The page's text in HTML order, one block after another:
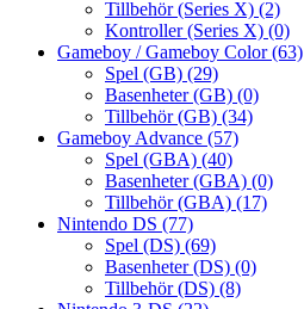
Tillbehör (Series X) (2)
Kontroller (Series X) (0)
Gameboy / Gameboy Color(63)
Spel (GB) (29)
Basenheter (GB) (0)
Tillbehör (GB) (34)
Gameboy Advance (57)
Spel (GBA) (40)
Basenheter (GBA) (0)
Tillbehör (GBA) (17)
Nintendo DS (77)
Spel (DS) (69)
Basenheter (DS) (0)
Tillbehör (DS) (8)